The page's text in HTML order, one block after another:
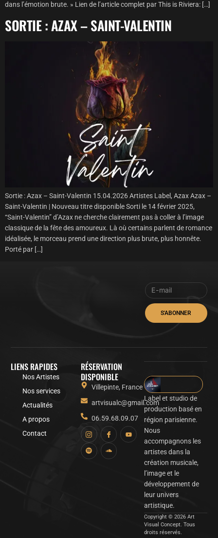
dans l’émotion brute. » Lien de l’article complet par This is Riviera: […]
SORTIE : AZAX – SAINT-VALENTIN
Sortie : Azax – Saint-Valentin 15.04.2026 Artistes Label, Azax Azax –
Saint-Valentin | Nouveau titre disponible Sorti le 14 février 2025,
“Saint-Valentin” d’Azax ne cherche clairement pas à coller à l’image
classique de la fête des amoureux. Là où certains parlent de romance
idéalisée, le morceau prend une direction plus brute, plus honnête.
Porté par […]
S'ABONNER
Label et studio de
production basé en
région parisienne.
Nous
accompagnons les
artistes dans la
création musicale,
l’image et le
développement de
leur univers
artistique.
Copyright © 2026 Art
Visual Concept. Tous
droits réservés.
LIENS RAPIDES
Nos Artistes
Nos services
Actualités
A propos
Contact
RÉSERVATION
DISPONIBLE
Villepinte, France
artvisualc@gmail.com
06.59.68.09.07